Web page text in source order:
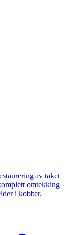
av taket
omtekking
i kobber.